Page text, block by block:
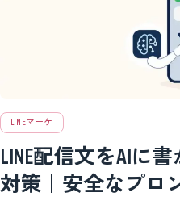
LINEマーケ
LINE配信文をAIに
対策｜安全なプロ